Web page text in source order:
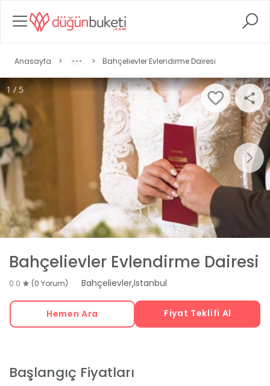
Anasayfa > > Bahçelievler Evlendirme Dairesi
1 / 5
Bahçelievler Evlendirme Dairesi
0.0 (0 Yorum) Bahçelievler,İstanbul
Hemen Ara Fiyat Teklifi Al
Başlangıç Fiyatları